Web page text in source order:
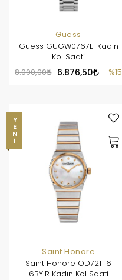
Guess
Guess GUGW0767L1 Kadın
Kol Saati
8.090,00
6.876,50 %15
YENI
Saint Honore
Saint Honore OD721116
6BYIR Kadın Kol Saati